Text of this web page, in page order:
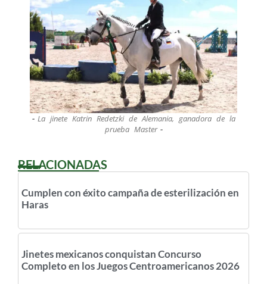
La jinete Katrin Redetzki de Alemania, ganadora de la
prueba Master
RELACIONADAS
Cumplen con éxito campaña de esterilización en
Haras
Jinetes mexicanos conquistan Concurso
Completo en los Juegos Centroamericanos 2026